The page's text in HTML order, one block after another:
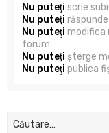
Nu puteţi scrie
Nu puteţi
Nu puteţi modifica
forum
Nu puteţi şterge
Nu puteţi publica